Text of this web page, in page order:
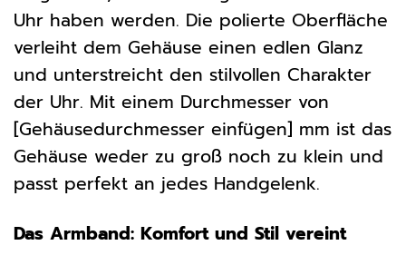
Uhr haben werden. Die polierte Oberfläche
verleiht dem Gehäuse einen edlen Glanz
und unterstreicht den stilvollen Charakter
der Uhr. Mit einem Durchmesser von
[Gehäusedurchmesser einfügen] mm ist das
Gehäuse weder zu groß noch zu klein und
passt perfekt an jedes Handgelenk.
Das Armband: Komfort und Stil vereint